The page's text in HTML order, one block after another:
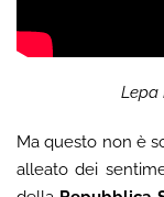
Lepa
Ma questo non è
alleato dei